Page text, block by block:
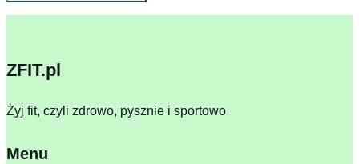
ZFIT.pl
Żyj fit, czyli zdrowo, pysznie i sportowo
Menu